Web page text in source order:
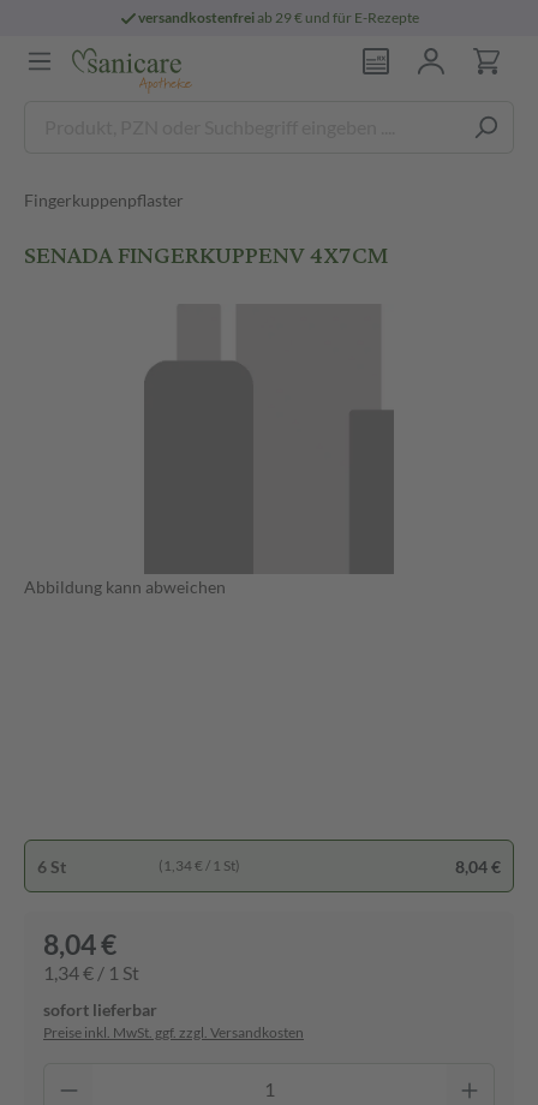
versandkostenfreiab 29 € und für E-Rezepte
Fingerkuppenpflaster
SENADA FINGERKUPPENV 4X7CM
Abbildung kann abweichen
6 St (1,34 € / 1 St) 8,04 €
8,04 €
1,34 € / 1 St
sofort lieferbar
Preise inkl. MwSt. ggf. zzgl. Versandkosten